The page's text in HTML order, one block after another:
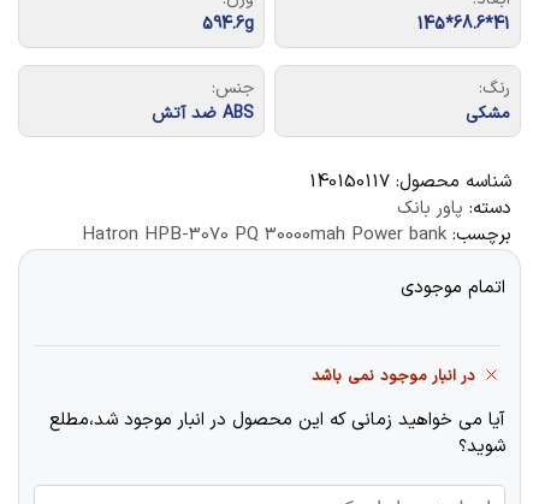
41*68.6*145
594.6g
رنگ:
مشکی
جنس:
ABS ضد آتش
شناسه محصول: 140150117
دسته: پاور بانک
برچسب: Hatron HPB-3070 PQ 30000mah Power bank
اتمام موجودی
در انبار موجود نمی باشد
آیا می خواهید زمانی که این محصول در انبار موجود شد،مطلع
شوید؟